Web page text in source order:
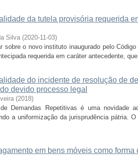
da tutela provisória requerida
Silva (2020-11-03)
sobre o novo instituto inaugurado pelo
requerida em caráter antecedente,
do incidente de resolução de
devido processo legal
(2018)
Demandas Repetitivas é uma novidade
a uniformização da jurisprudência pátria.
em bens móveis como